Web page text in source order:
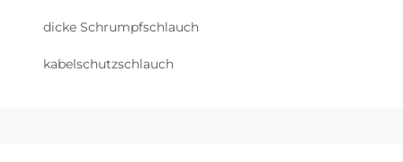
dicke Schrumpfschlauch
kabelschutzschlauch